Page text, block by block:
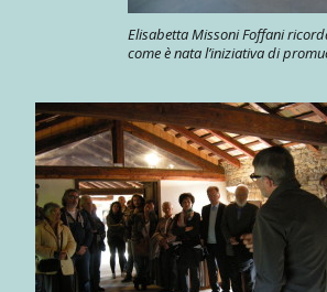
Elisabetta Missoni Foffani
come è nata l’iniziativa di